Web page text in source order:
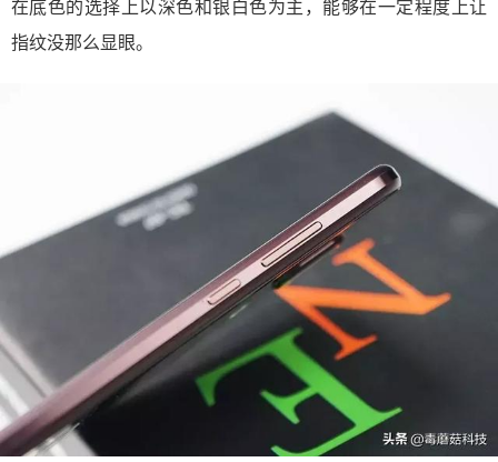
在底色的选择上以深色和银白色为主，能够在一定程度上让
指纹没那么显眼。